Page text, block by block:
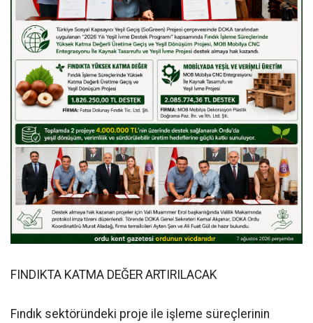
FINDIKTA KATMA DEĞER ARTIRILACAK
Fındık sektöründeki proje ile işleme süreçlerinin